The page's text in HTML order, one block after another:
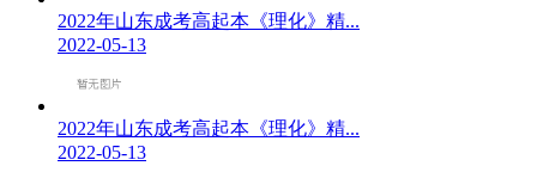
2022年山东成考高起本《理化》精...
2022-05-13
2022年山东成考高起本《理化》精...
2022-05-13